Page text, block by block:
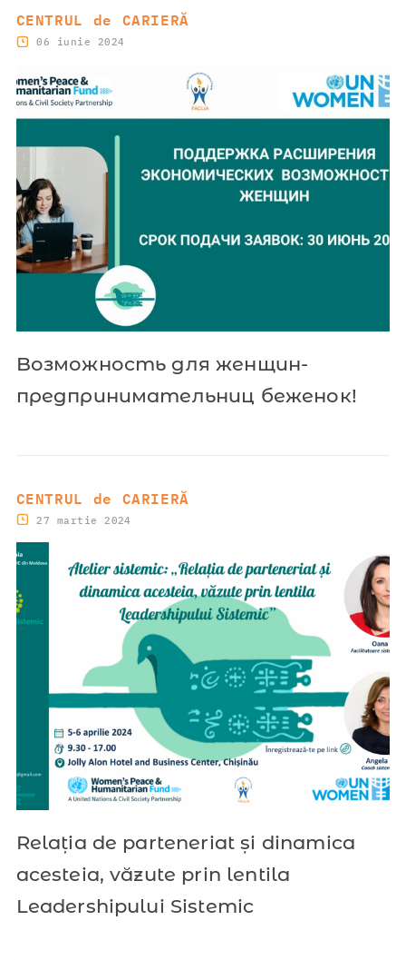
CENTRUL de CARIERĂ
06 iunie 2024
Bозможность для женщин-
предпринимательниц беженок!
CENTRUL de CARIERĂ
27 martie 2024
Relația de parteneriat și dinamica
acesteia, văzute prin lentila
Leadershipului Sistemic